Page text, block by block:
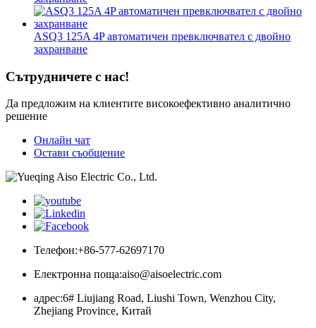
ASQ3 125A 4P автоматичен превключвател с двойно
захранване
Сътрудничете с нас!
Да предложим на клиентите високоефективно аналитично
решение
Онлайн чат
Остави съобщение
Телефон:+86-577-62697170
Електронна поща:aiso@aisoelectric.com
адрес:6# Liujiang Road, Liushi Town, Wenzhou City,
Zhejiang Province, Китай